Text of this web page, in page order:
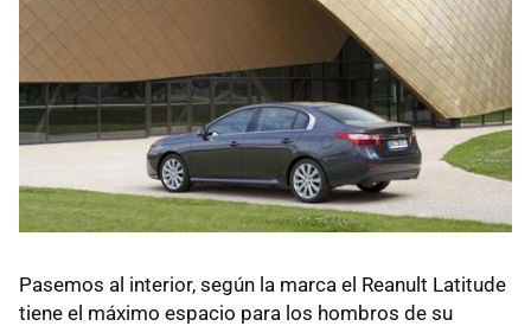
Pasemos al interior, según la marca el Reanult Latitude
tiene el máximo espacio para los hombros de su